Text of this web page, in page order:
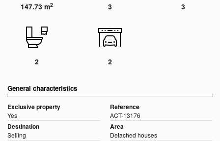
147.73 m2 3 3
2 2
General characteristics
Exclusive property
Yes
Destination
Selling
Reference
ACT-13176
Area
Detached houses